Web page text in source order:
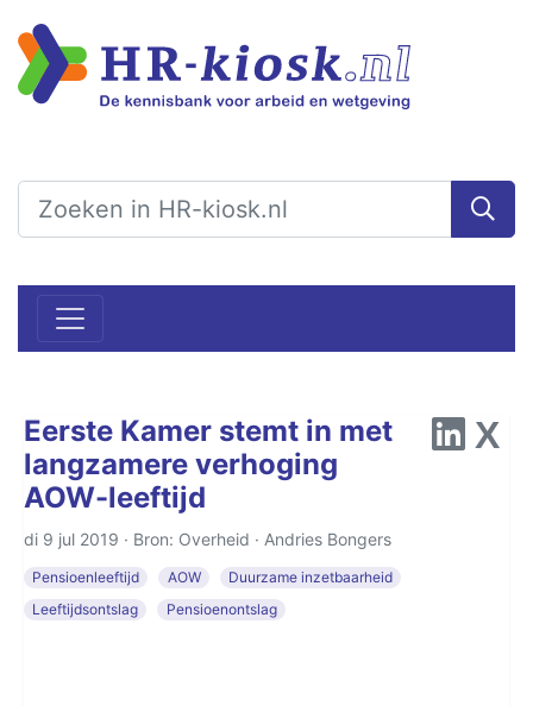
Eerste Kamer stemt in met
langzamere verhoging
AOW-leeftijd
di 9 jul 2019 · Bron: Overheid · Andries Bongers
Pensioenleeftijd AOW
Duurzame inzetbaarheid
Leeftijdsontslag
Pensioenontslag